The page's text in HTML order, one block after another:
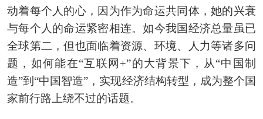
动着每个人的心，因为作为命运共同体，她的兴衰
与每个人的命运紧密相连。如今我国经济总量虽已
全球第二，但也面临着资源、环境、人力等诸多问
题，如何能在“互联网+”的大背景下，从“中国制
造”到“中国智造”，实现经济结构转型，成为整个国
家前行路上绕不过的话题。